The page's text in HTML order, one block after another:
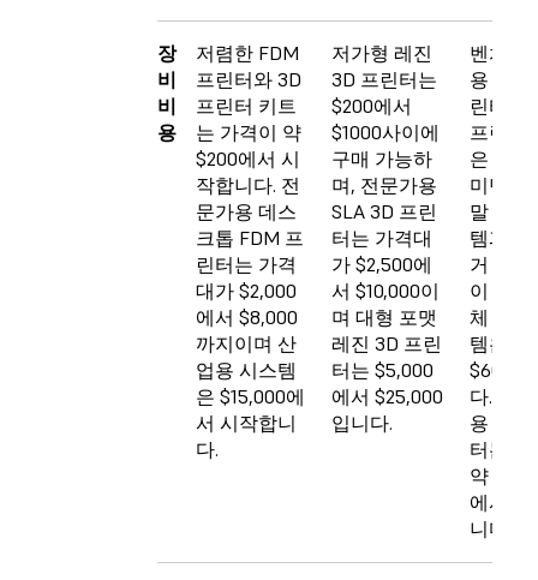
장
비
비
용
저렴한 FDM
프린터와 3D
프린터 키트
는 가격이 약
$200에서 시
작합니다. 전
문가용 데스
크톱 FDM 프
린터는 가격
대가 $2,000
에서 $8,000
까지이며 산
업용 시스템
은 $15,000에
서 시작합니
다.
저가형 레진
3D 프린터는
$200에서
$1000사이에
구매 가능하
며, 전문가용
SLA 3D 프린
터는 가격대
가 $2,500에
서 $10,000이
며 대형 포맷
레진 3D 프린
터는 $5,000
에서 $25,000
입니다.
벤치톱
용 SLS
린터의
프린터
은
미만이
말 관리
템과 분
거 스테
이 포함
체 에코
템은 약
다. 기
용 SLS
터는 가
약
에서 시
니다.